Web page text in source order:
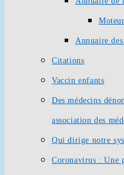
Annuaire
Citations
Vaccin enfants
Des médecins
association des
Qui dirige notre
Coronavirus : Une